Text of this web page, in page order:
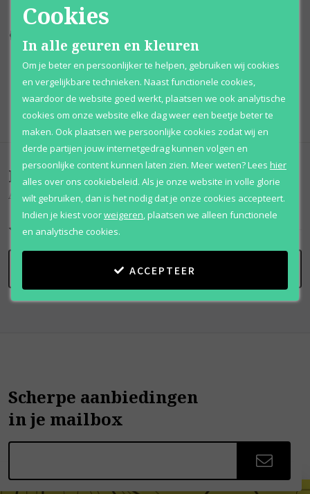
100% originele parfums Afhalen mogelijk
Qshops Keurmerk
Beoordelingen (0)
Ambre D'alexandrie
SCHRIJF BEOORDELING
Scherpe aanbiedingen
in je mailbox
Cookies
In alle geuren en kleuren
Om je beter en persoonlijker te helpen, gebruiken wij cookies
en vergelijkbare technieken. Naast functionele cookies,
waardoor de website goed werkt, plaatsen we ook analytische
cookies om onze website elke dag weer een beetje beter te
maken. Ook plaatsen we persoonlijke cookies zodat wij en
derde partijen jouw internetgedrag kunnen volgen en
persoonlijke content kunnen laten zien. Meer weten?Lees hier
alles over ons cookiebeleid. Als je onze website in volle glorie
wilt gebruiken, dan is het nodig dat je onze cookies accepteert.
Indien je kiest voorweigeren,plaatsen we alleen functionele
en analytische cookies.
ACCEPTEER